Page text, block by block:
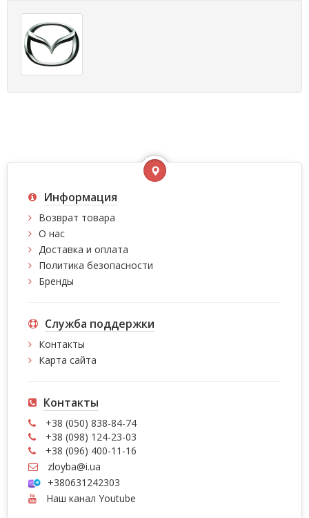
Информация
Возврат товара
О нас
Доставка и оплата
Политика безопасности
Бренды
Служба поддержки
Контакты
Карта сайта
Контакты
+38 (050) 838-84-74
+38 (098) 124-23-03
+38 (096) 400-11-16
zloyba@i.ua
+380631242303
Наш канал Youtube